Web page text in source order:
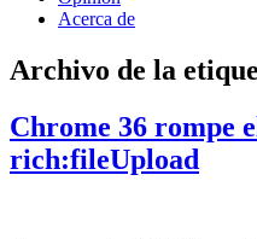
Acerca de
Archivo de la
Chrome 36 rompe
rich:fileUpload